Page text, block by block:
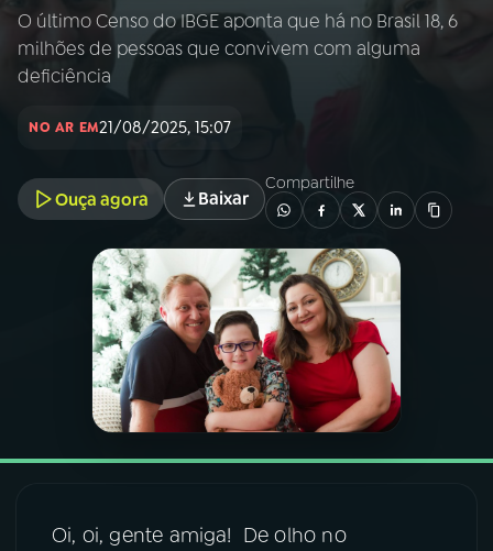
01 INÍCIO
02A RÁDIO
03PROGRAMAÇÃO
PROGRAMAS
PODCASTS
VIDEOCASTS
O último Censo do IBGE aponta que há no Brasil 18, 6
milhões de pessoas que convivem com alguma
deficiência
NO AR EM21/08/2025, 15:07
Ouça agora Baixar
Compartilhe
Oi, oi, gente amiga! De olho no